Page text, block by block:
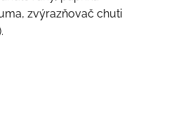
zvýrazňovač chuti